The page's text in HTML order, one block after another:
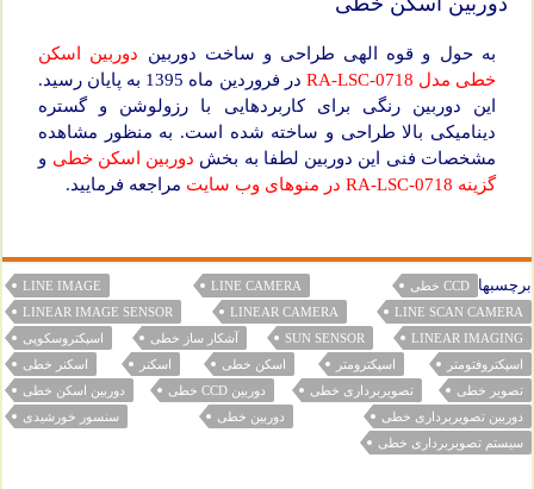
به حول و قوه الهی طراحی و ساخت دوربین دوربین اسکن
خطی مدل RA-LSC-0718
در فروردین ماه 1395 به پایان رسید.
این دوربین رنگی برای کاربردهایی با رزولوشن و گستره
دینامیکی بالا طراحی و ساخته شده است. به منظور مشاهده
مشخصات فنی این دوربین لطفا به بخش دوربین اسکن خطی و
گزینه RA-LSC-0718 در منوهای وب سایت
مراجعه فرمایید.
برچسبها CCD خطی LINE CAMERA
LINE IMAGE
LINE SCAN CAMERA
LINEAR CAMERA
LINEAR IMAGE SENSOR
LINEAR IMAGING
SUN SENSOR آشکار ساز خطی
اسپکتروسکوپی
اسپکتروفتومتر
اسپکترومتر اسکن خطی اسکنر
اسکنر خطی
تصویر خطی
تصویربرداری خطی دوربین CCD خطی
دوربین اسکن خطی
دوربین تصویربرداری خطی
دوربین خطی
سنسور خورشیدی
سیستم تصویربرداری خطی